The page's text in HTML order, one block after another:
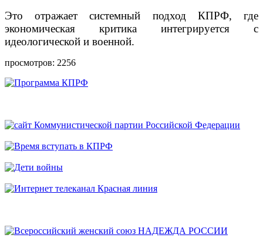
Это отражает системный подход КПРФ, где
экономическая критика интегрируется с
идеологической и военной.
просмотров: 2256